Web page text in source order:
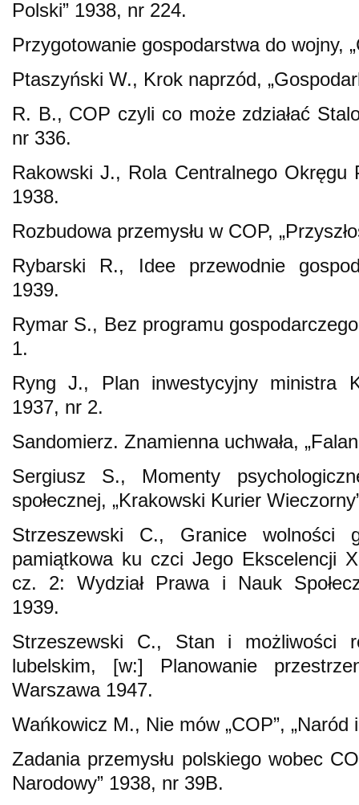
Polski” 1938, nr 224.
Przygotowanie gospodarstwa do wojny,
Ptaszyński W., Krok naprzód,
R. B., COP czyli co może zdziałać
nr 336.
Rakowski J., Rola Centralnego Okręgu
1938.
Rozbudowa przemysłu w COP,
Rybarski R., Idee przewodnie
1939.
Rymar S., Bez programu
1.
Ryng J., Plan inwestycyjny ministra
1937, nr 2.
Sandomierz. Znamienna uchwała,
Sergiusz S., Momenty
społecznej, „Krakowski Kurier
Strzeszewski C., Granice wolności
pamiątkowa ku czci Jego Ekscelencji
cz. 2: Wydział Prawa i Nauk
1939.
Strzeszewski C., Stan i możliwości
lubelskim, [w:] Planowanie
Warszawa 1947.
Wańkowicz M., Nie mów „COP”,
Zadania przemysłu polskiego wobec
Narodowy” 1938, nr 39B.